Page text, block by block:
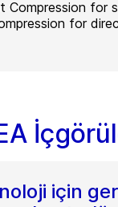
Compression for
for
için